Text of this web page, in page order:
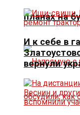
планах на
И к себе в
вернули